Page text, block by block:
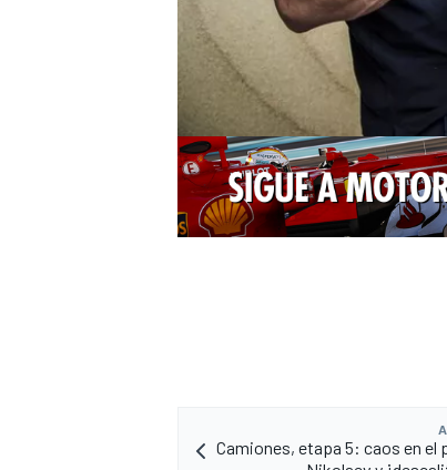
Camiones, etapa 5: caos en el